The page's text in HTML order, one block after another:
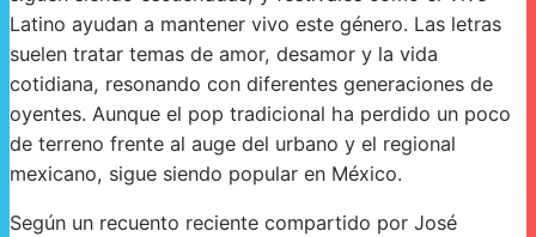
Latino ayudan a mantener vivo este género. Las letras
suelen tratar temas de amor, desamor y la vida
cotidiana, resonando con diferentes generaciones de
oyentes. Aunque el pop tradicional ha perdido un poco
de terreno frente al auge del urbano y el regional
mexicano, sigue siendo popular en México.
Según un recuento reciente compartido por José